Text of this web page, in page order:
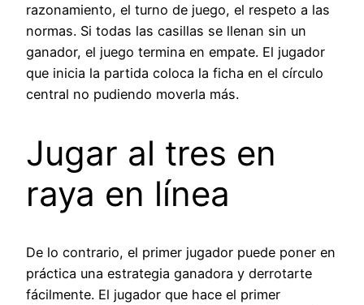
razonamiento, el turno de juego, el respeto a las
normas. Si todas las casillas se llenan sin un
ganador, el juego termina en empate. El jugador
que inicia la partida coloca la ficha en el círculo
central no pudiendo moverla más.
Jugar al tres en
raya en línea
De lo contrario, el primer jugador puede poner en
práctica una estrategia ganadora y derrotarte
fácilmente. El jugador que hace el primer